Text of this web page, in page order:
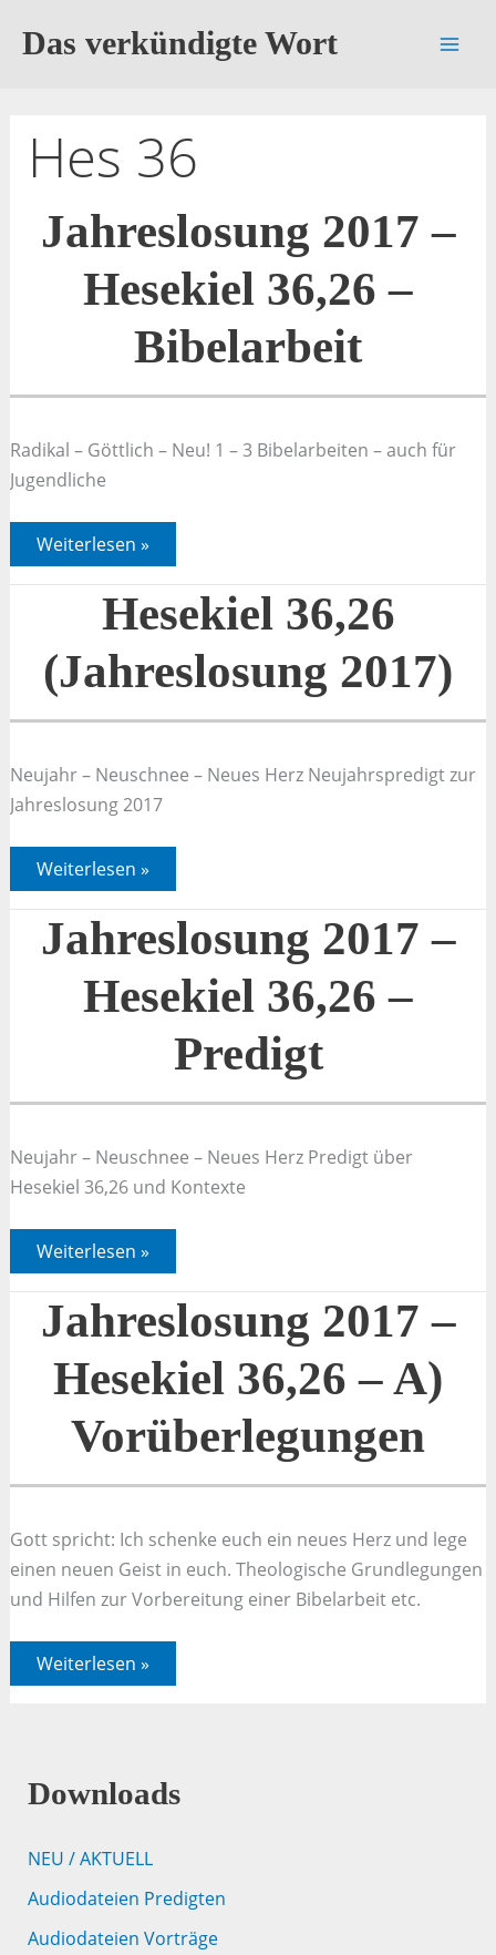
InhaltDas verkündigte Wort
Hes 36
Jahreslosung 2017 –
Hesekiel 36,26 –
Bibelarbeit
Radikal – Göttlich – Neu! 1 – 3 Bibelarbeiten – auch für
Jugendliche
Jahreslosung
2017
–
Hesekiel
Bibelarbeit
Weiterlesen »
Hesekiel 36,26
(Jahreslosung 2017)
Neujahr – Neuschnee – Neues Herz Neujahrspredigt zur
Jahreslosung 2017
Hesekiel
36,26
(Jahreslosung
2017)
Weiterlesen »
Jahreslosung 2017 –
Hesekiel 36,26 –
Predigt
Neujahr – Neuschnee – Neues Herz Predigt über
Hesekiel 36,26 und Kontexte
Jahreslosung
2017
–
Hesekiel
36,26
–
Weiterlesen »
Jahreslosung 2017 –
Hesekiel 36,26 – A)
Vorüberlegungen
Gott spricht: Ich schenke euch ein neues Herz und lege
einen neuen Geist in euch. Theologische Grundlegungen
und Hilfen zur Vorbereitung einer Bibelarbeit etc.
Jahreslosung
2017
Vorüberlegungen
Weiterlesen »
Downloads
NEU / AKTUELL
Audiodateien Predigten
Audiodateien Vorträge